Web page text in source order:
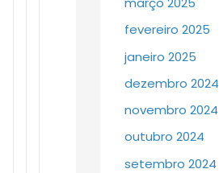
fevereiro 2025
janeiro 2025
dezembro 2024
novembro 2024
outubro 2024
setembro 2024